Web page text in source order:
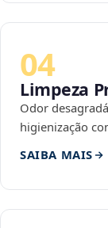
04
Limpeza
Odor
higienização
SAIBA MAIS